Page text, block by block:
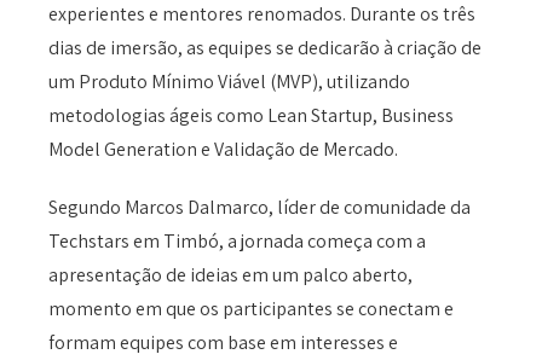
experientes e mentores renomados. Durante os três
dias de imersão, as equipes se dedicarão à criação de
um Produto Mínimo Viável (MVP), utilizando
metodologias ágeis como Lean Startup, Business
Model Generation e Validação de Mercado.
Segundo Marcos Dalmarco, líder de comunidade da
Techstars em Timbó, a jornada começa com a
apresentação de ideias em um palco aberto,
momento em que os participantes se conectam e
formam equipes com base em interesses e